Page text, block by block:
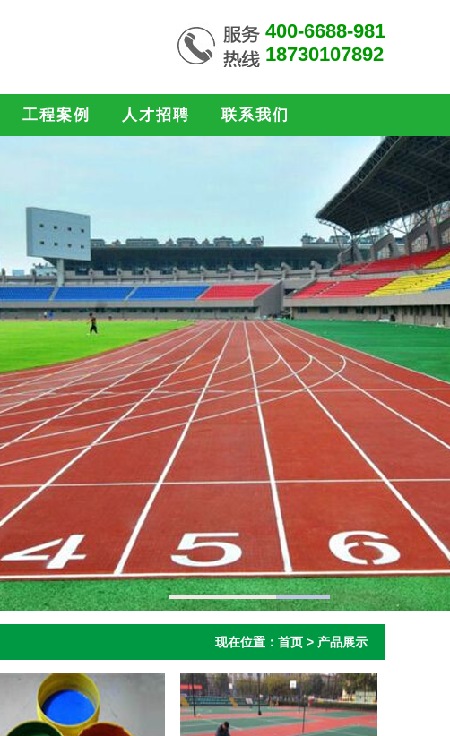
400-6688-981
18730107892
工程案例 人才招聘 联系我们
现在位置： 首页 > 产品展示